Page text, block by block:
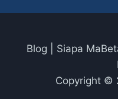
Blog Siapa
Copyright ©